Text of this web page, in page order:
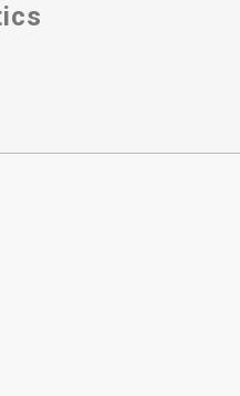
Mail Marketing.